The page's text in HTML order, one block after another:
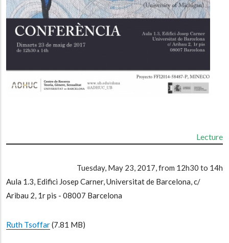
Lecture
Tuesday, May 23, 2017, from 12h30 to 14h
Aula 1.3, Edifici Josep Carner, Universitat de Barcelona, c/
Aribau 2, 1r pis - 08007 Barcelona
Ruth Tsoffar(7.81 MB)